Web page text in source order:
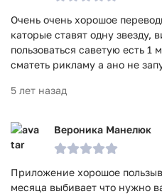
Очень очень хорошое
каторые ставят одну звезду,
пользоваться саветую есть
сматеть рикламу а ано не
5 лет назад
Вероника Манелюк
Приложение хорошое
месяца выбивает что нужно